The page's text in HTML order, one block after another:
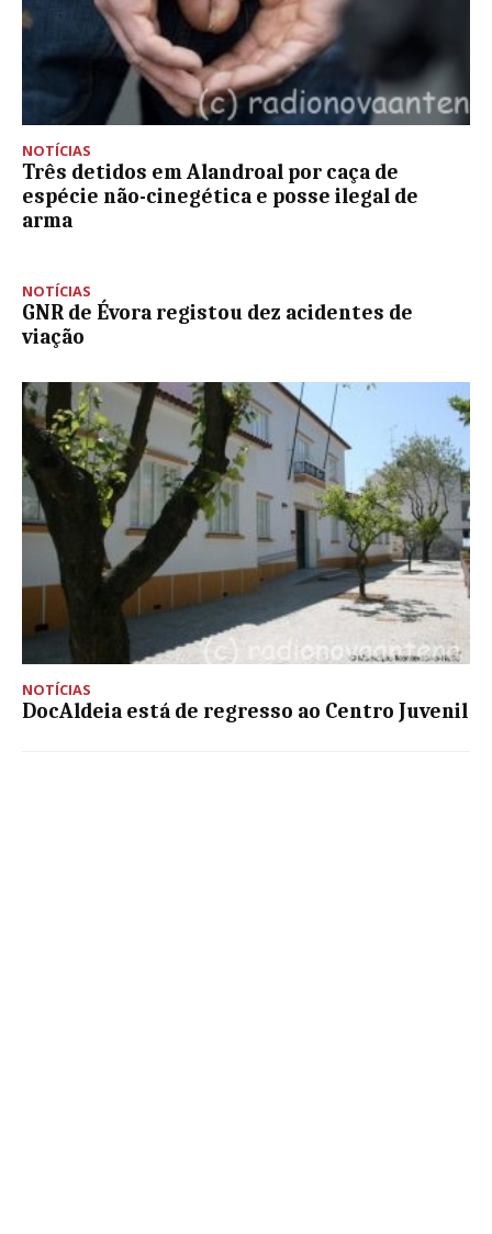
NOTÍCIAS
Três detidos em Alandroal por caça de
espécie não-cinegética e posse ilegal de
arma
NOTÍCIAS
GNR de Évora registou dez acidentes de
viação
NOTÍCIAS
DocAldeia está de regresso ao Centro Juvenil